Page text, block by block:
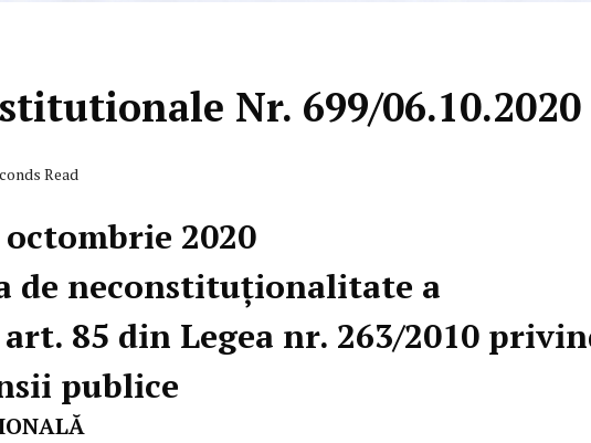
Nr. 699/06.10.2020
Read
2020
de neconstituționalitate a
85 din Legea nr. 263/2010
publice